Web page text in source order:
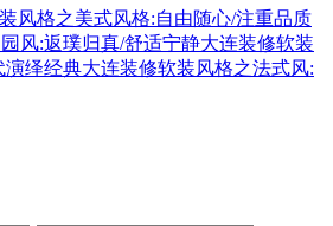
风格之美式风格:自由随心/注重品质
风:返璞归真/舒适宁静大连装修软装
演绎经典大连装修软装风格之法式风: